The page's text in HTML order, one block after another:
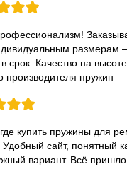
размерам
срок. Качество на
производителя пружин
купить пружины для
сайт, понятный
вариант. Всё